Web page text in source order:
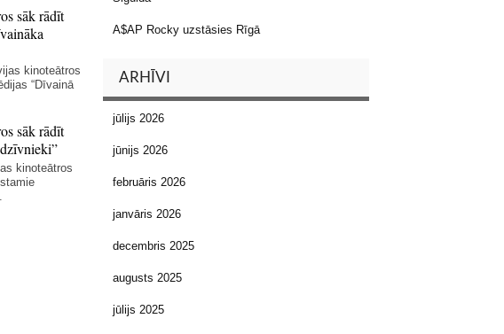
sāk rādīt
kinoteātros
“Dīvainā
sāk rādīt
kinoteātros
A$AP Rocky uzstāsies Rīgā
ARHĪVI
jūlijs 2026
jūnijs 2026
februāris 2026
janvāris 2026
decembris 2025
augusts 2025
jūlijs 2025